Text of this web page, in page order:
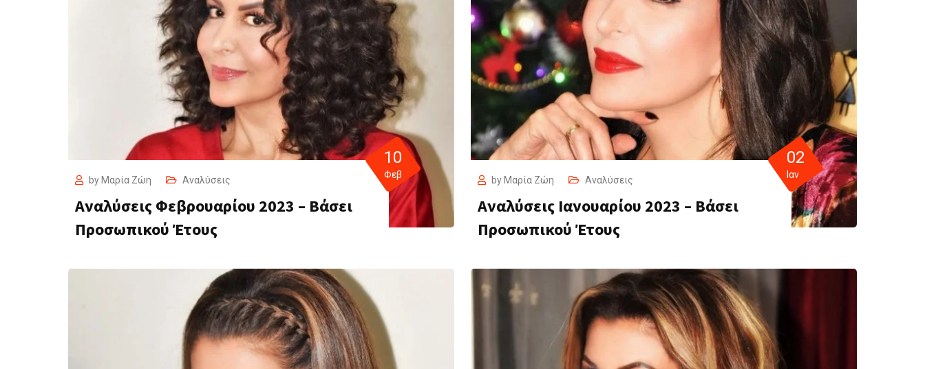
by Μαρία Ζώη Αναλύσεις
Αναλύσεις Φεβρουαρίου 2023 – Βάσει
Προσωπικού Έτους
10
Φεβ by Μαρία Ζώη Αναλύσεις
Αναλύσεις Ιανουαρίου 2023 – Βάσει
Προσωπικού Έτους
02
Ιαν